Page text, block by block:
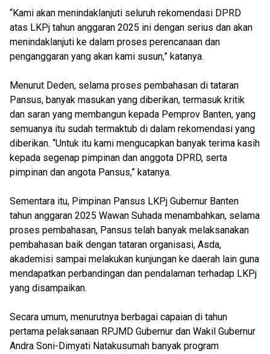
“Kami akan menindaklanjuti seluruh rekomendasi DPRD
atas LKPj tahun anggaran 2025 ini dengan serius dan akan
menindaklanjuti ke dalam proses perencanaan dan
penganggaran yang akan kami susun,” katanya.
Menurut Deden, selama proses pembahasan di tataran
Pansus, banyak masukan yang diberikan, termasuk kritik
dan saran yang membangun kepada Pemprov Banten, yang
semuanya itu sudah termaktub di dalam rekomendasi yang
diberikan. “Untuk itu kami mengucapkan banyak terima kasih
kepada segenap pimpinan dan anggota DPRD, serta
pimpinan dan angota Pansus,” katanya.
Sementara itu, Pimpinan Pansus LKPj Gubernur Banten
tahun anggaran 2025 Wawan Suhada menambahkan, selama
proses pembahasan, Pansus telah banyak melaksanakan
pembahasan baik dengan tataran organisasi, Asda,
akademisi sampai melakukan kunjungan ke daerah lain guna
mendapatkan perbandingan dan pendalaman terhadap LKPj
yang disampaikan.
Secara umum, menurutnya berbagai capaian di tahun
pertama pelaksanaan RPJMD Gubernur dan Wakil Gubernur
Andra Soni-Dimyati Natakusumah banyak program